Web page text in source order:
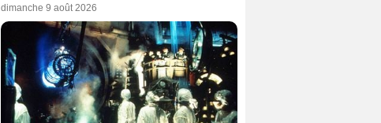
dimanche 9 août 2026